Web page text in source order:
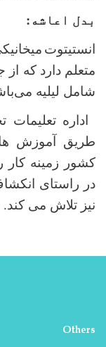
بدل اعاشه:
انستیتوت
متعلم دارد که از
شامل لیلیه
اداره
طریق آموزش
کشور زمینه کار
در راستای
نیز تلاش می کند.
Others